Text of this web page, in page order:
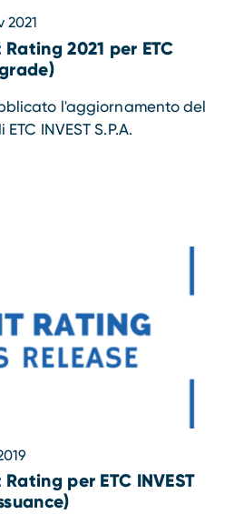
2021
2021 per ETC
l'aggiornamento del
INVEST S.P.A.
per ETC INVEST